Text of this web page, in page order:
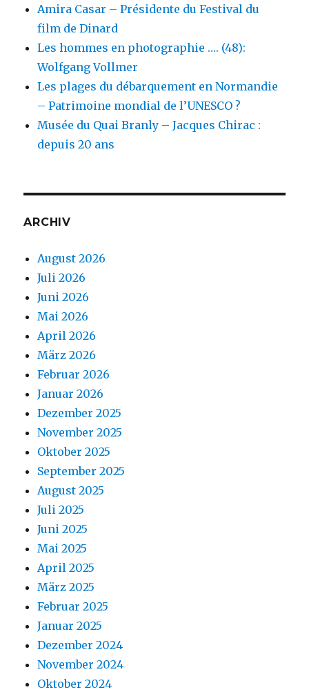
Amira Casar – Présidente du Festival du
film de Dinard
Les hommes en photographie …. (48):
Wolfgang Vollmer
Les plages du débarquement en Normandie
– Patrimoine mondial de l’UNESCO ?
Musée du Quai Branly – Jacques Chirac :
depuis 20 ans
ARCHIV
August 2026
Juli 2026
Juni 2026
Mai 2026
April 2026
März 2026
Februar 2026
Januar 2026
Dezember 2025
November 2025
Oktober 2025
September 2025
August 2025
Juli 2025
Juni 2025
Mai 2025
April 2025
März 2025
Februar 2025
Januar 2025
Dezember 2024
November 2024
Oktober 2024